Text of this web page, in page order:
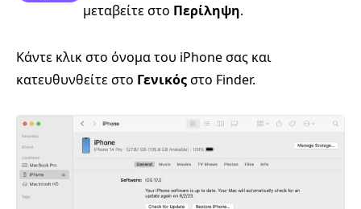
μεταβείτε στο Περίληψη.
Κάντε κλικ στο όνομα του iPhone σας και
κατευθυνθείτε στο Γενικόςστο Finder.